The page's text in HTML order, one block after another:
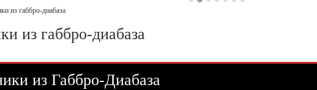
из габбро-диабаза
из габбро-диабаза
из Габбро-Диабаза